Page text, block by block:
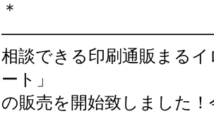
＊
相談できる印刷通販まる
ート」
の販売を開始致しました